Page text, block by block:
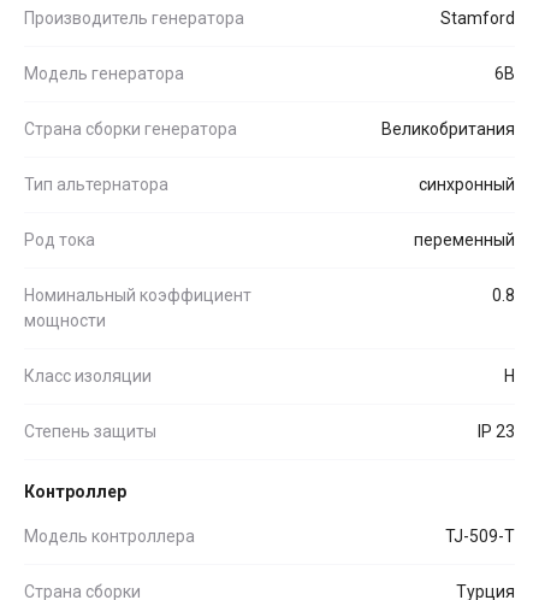
Производитель генератора Stamford
Модель генератора 6B
Страна сборки генератора Великобритания
Тип альтернатора синхронный
Род тока переменный
Номинальный коэффициент
мощности
0.8
Класс изоляции H
Степень защиты IP 23
Контроллер
Модель контроллера TJ-509-T
Страна сборки Турция